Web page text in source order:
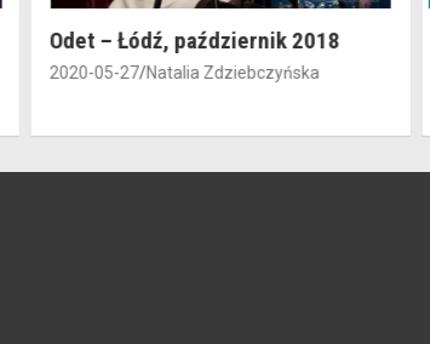
Odet – Łódź, październik 2018
2020-05-27 Natalia Zdziebczyńska